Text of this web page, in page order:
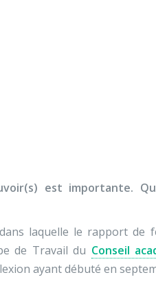
est importante.
laquelle le rapport de
de Travail du Conseil
ayant débuté en